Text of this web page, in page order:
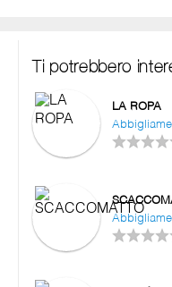
Ti potrebbero
LA ROPA